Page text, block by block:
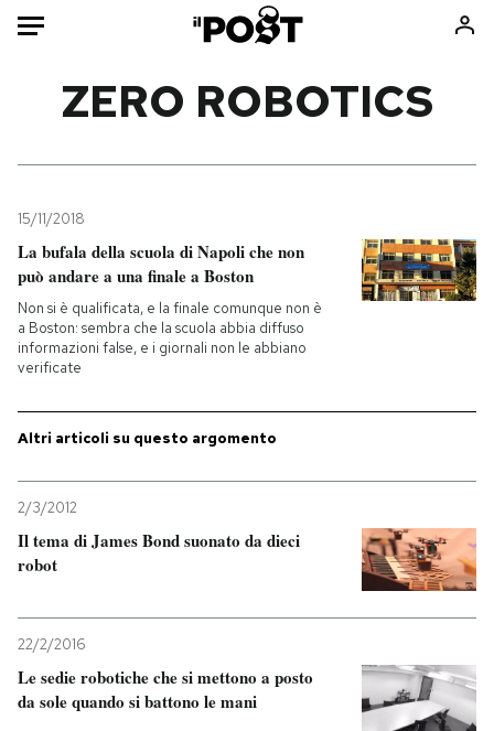
Mondo
Politica
Tecnologia
Internet
Scienza
Cultura
Economia
Sport
Consumismi
Ok Boomer!
Media
Altrecose
PODCAST
I MIEI PREFERITI
ZERO ROBOTICS
15/11/2018
La bufala della scuola di Napoli che non
può andare a una finale a Boston
Non si è qualificata, e la finale comunque non è
a Boston: sembra che la scuola abbia diffuso
informazioni false, e i giornali non le abbiano
verificate
Altri articoli su questo argomento
2/3/2012
Il tema di James Bond suonato da dieci
robot
22/2/2016
Le sedie robotiche che si mettono a posto
da sole quando si battono le mani